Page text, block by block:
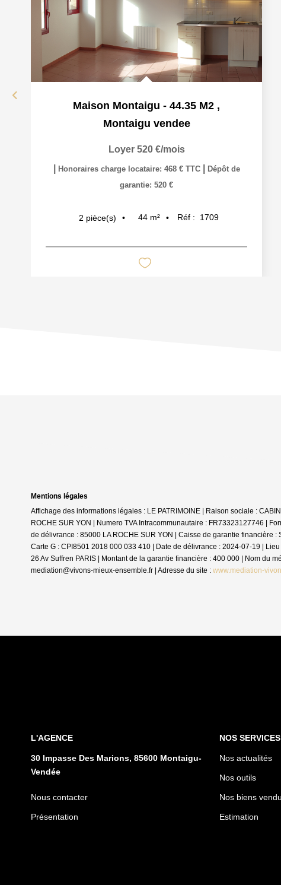
Maison Montaigu - 44.35 M2 ,
Montaigu vendee
Loyer 520 €/mois
Honoraires charge locataire: 468 € TTC
Dépôt de
garantie: 520 €
2 pièce(s) 44 m² Réf : 1709
Mentions légales
Affichage des informations légales : LE PATRIMOINE | Raison sociale :
ROCHE SUR YON | Numero TVA Intracommunautaire : FR73323127746 |
de délivrance : 85000 LA ROCHE SUR YON | Caisse de garantie financière
Carte G : CPI8501 2018 000 033 410 | Date de délivrance : 2024-07-19 |
26 Av Suffren PARIS | Montant de la garantie financière : 400 000 | Nom du
mediation@vivons-mieux-ensemble.fr | Adresse du site : www.mediation-
L'AGENCE
30 Impasse Des Marions, 85600 Montaigu-
Vendée
Nous contacter
Présentation
NOS SERVICES
Nos actualités
Nos outils
Nos biens
Estimation